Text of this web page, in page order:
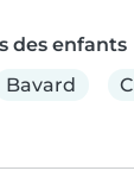
des enfants
Bavard